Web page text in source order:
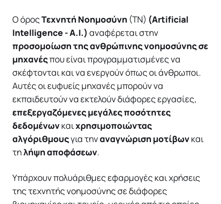
Ο όροςΤεχνητή Νοημοσύνη (ΤΝ) (Artificial
Intelligence - A.I.) αναφέρεται στην
προσομοίωση της ανθρώπινης νοημοσύνης σε
μηχανέςπου είναι προγραμματισμένες να
σκέφτονται και να ενεργούν όπως οι άνθρωποι.
Αυτές οι ευφυείς μηχανές μπορούν να
εκπαιδευτούν να εκτελούν διάφορες εργασίες,
επεξεργαζόμενες μεγάλες ποσότητες
δεδομένωνκαι χρησιμοποιώντας
αλγόριθμουςγια τηναναγνώριση μοτίβωνκαι
τηλήψη αποφάσεων.
Υπάρχουν πολυάριθμες εφαρμογές και χρήσεις
της τεχνητής νοημοσύνης σε διάφορες